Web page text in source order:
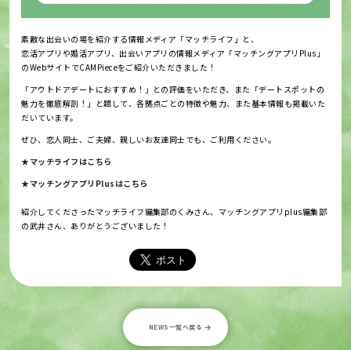
素敵な出会いの場を紹介する情報メディア「マッチライフ」と、
恋活アプリや婚活アプリ、出会いアプリの情報メディア「マッチングアプリPlus」
のWebサイトでCAMPieceをご紹介いただきました！
「アウトドアデートにおすすめ！」との評価をいただき、また「デートスポットの
魅力を徹底解剖！」と題して、各拠点ごとの特徴や魅力、また基本情報も掲載いた
だいています。
ぜひ、恋人同士、ご夫婦、親しいお友達同士でも、ご利用ください。
★マッチライフはこちら
★マッチングアプリPlusはこちら
紹介してくださったマッチライフ編集部のくみさん、マッチングアプリplus編集部
の武井さん、ありがとうございました！
NEWS一覧へ戻る